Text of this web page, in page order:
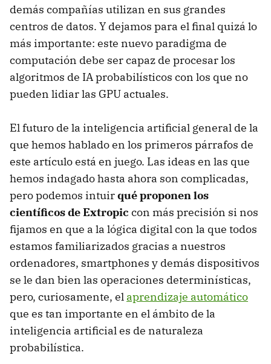
demás compañías utilizan en sus grandes
centros de datos. Y dejamos para el final quizá lo
más importante: este nuevo paradigma de
computación debe ser capaz de procesar los
algoritmos de IA probabilísticos con los que no
pueden lidiar las GPU actuales.
El futuro de la inteligencia artificial general de la
que hemos hablado en los primeros párrafos de
este artículo está en juego. Las ideas en las que
hemos indagado hasta ahora son complicadas,
pero podemos intuirqué proponen los
científicos de Extropic con más precisión si nos
fijamos en que a la lógica digital con la que todos
estamos familiarizados gracias a nuestros
ordenadores, smartphones y demás dispositivos
se le dan bien las operaciones determinísticas,
pero, curiosamente, el aprendizaje automático
que es tan importante en el ámbito de la
inteligencia artificial es de naturaleza
probabilística.